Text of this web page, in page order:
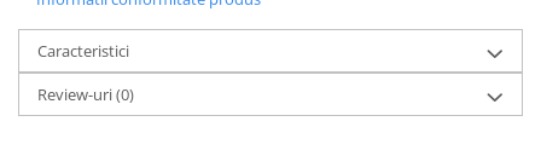
Caracteristici
Review-uri(0)